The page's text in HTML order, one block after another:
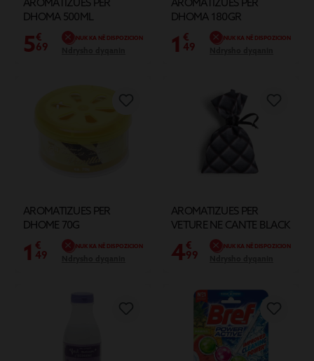
DHOMA 500ML
5€
69
NUK KA NË DISPOZICION
DHOMA 180GR
1 €
49
NUK KA NË DISPOZICION
AROMATIZUES PER
DHOME 70G
1 €
49
NUK KA NË DISPOZICION
AROMATIZUES PER
VETURE NE CANTE BLACK
SPIRIT
4€
99
NUK KA NË DISPOZICION